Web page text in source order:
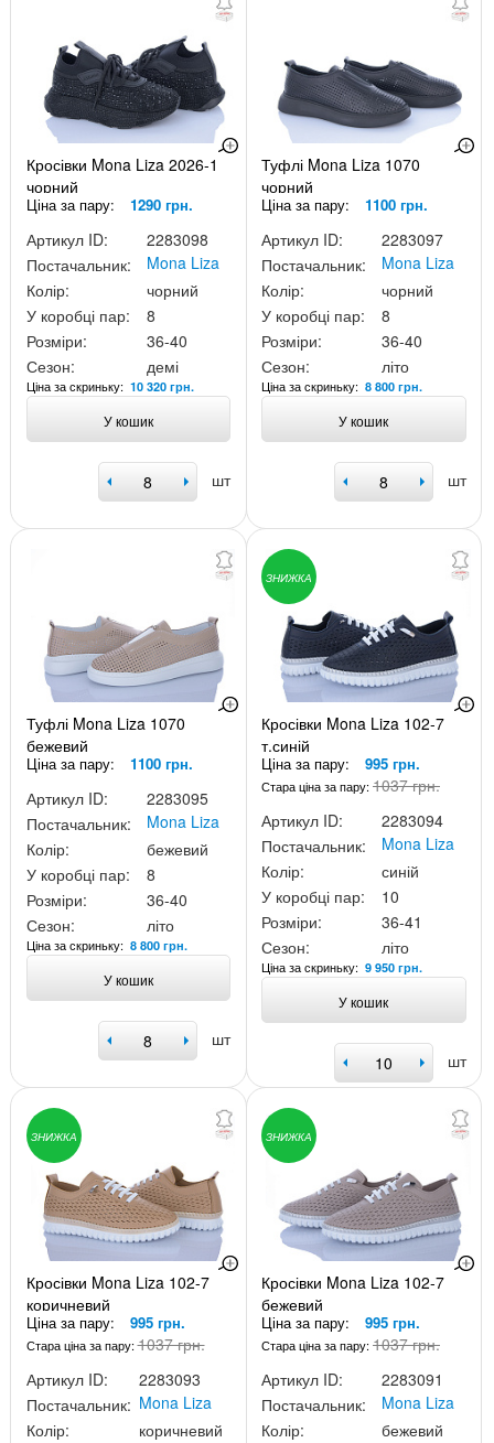
Кросівки Mona Liza 2026-1
чорний
Ціна за пару: 1290 грн.
Артикул ID:
2283098
Постачальник:
Mona Liza
Колір:
чорний
У коробці пар:
8
Розміри:
36-40
Сезон:
демі
Ціна за скриньку: 10 320 грн.
У кошик
шт
Туфлі Mona Liza 1070
чорний
Ціна за пару: 1100 грн.
Артикул ID:
2283097
Постачальник:
Mona Liza
Колір:
чорний
У коробці пар:
8
Розміри:
36-40
Сезон:
літо
Ціна за скриньку:8 800 грн.
У кошик
шт
Туфлі Mona Liza 1070
бежевий
Ціна за пару: 1100 грн.
Артикул ID:
2283095
Постачальник:
Mona Liza
Колір:
бежевий
У коробці пар:
8
Розміри:
36-40
Сезон:
літо
Ціна за скриньку: 8 800 грн.
У кошик
шт
ЗНИЖКА
Кросівки Mona Liza 102-7
т.синій
Ціна за пару: 995 грн.
Стара ціна за пару:1037 грн.
Артикул ID:
2283094
Постачальник:
Mona Liza
Колір:
синій
У коробці пар:
10
Розміри:
36-41
Сезон:
літо
Ціна за скриньку:9 950 грн.
У кошик
шт
ЗНИЖКА
Кросівки Mona Liza 102-7
коричневий
Ціна за пару: 995 грн.
Стара ціна за пару:1037 грн.
Артикул ID:
2283093
Постачальник: Mona Liza
Колір:
коричневий
ЗНИЖКА
Кросівки Mona Liza 102-7
бежевий
Ціна за пару: 995 грн.
Стара ціна за пару:1037 грн.
Артикул ID:
2283091
Постачальник:
Mona Liza
Колір:
бежевий